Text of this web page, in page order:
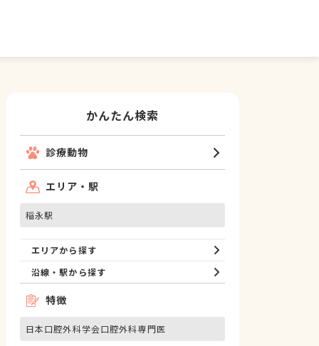
かんたん検索
診療動物
エリア・駅
稲永駅
エリアから探す
沿線・駅から探す
特徴
日本口腔外科学会口腔外科専門医